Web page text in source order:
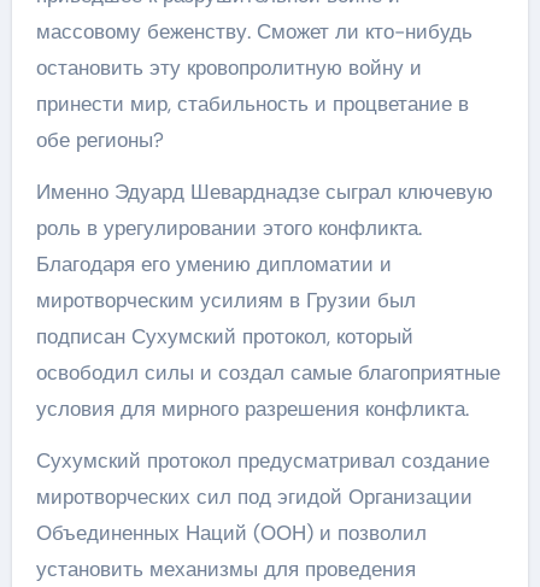
массовому беженству. Сможет ли кто-нибудь
остановить эту кровопролитную войну и
принести мир, стабильность и процветание в
обе регионы?
Именно Эдуард Шеварднадзе сыграл ключевую
роль в урегулировании этого конфликта.
Благодаря его умению дипломатии и
миротворческим усилиям в Грузии был
подписан Сухумский протокол, который
освободил силы и создал самые благоприятные
условия для мирного разрешения конфликта.
Сухумский протокол предусматривал создание
миротворческих сил под эгидой Организации
Объединенных Наций (ООН) и позволил
установить механизмы для проведения